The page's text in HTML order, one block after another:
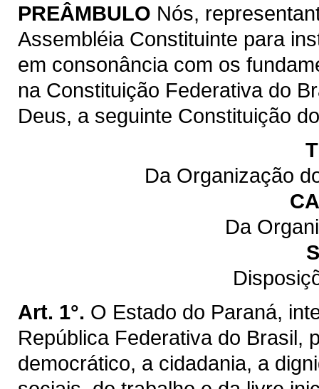
PREÂMBULO Nós,
Assembléia Constituinte para
em consonância com os
na Constituição Federativa do
Deus, a seguinte Constituição
Da Organização
Da
Art. 1°. O Estado do Paraná,
República Federativa do Brasil,
democrático, a cidadania, a